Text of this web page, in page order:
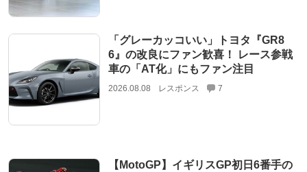
「グレーカッコいい」トヨタ『GR8
6』の改良にファン歓喜！ レース参戦
車の「AT化」にもファン注目
2026.08.08 レスポンス 7
【MotoGP】イギリスGP初日6番手の